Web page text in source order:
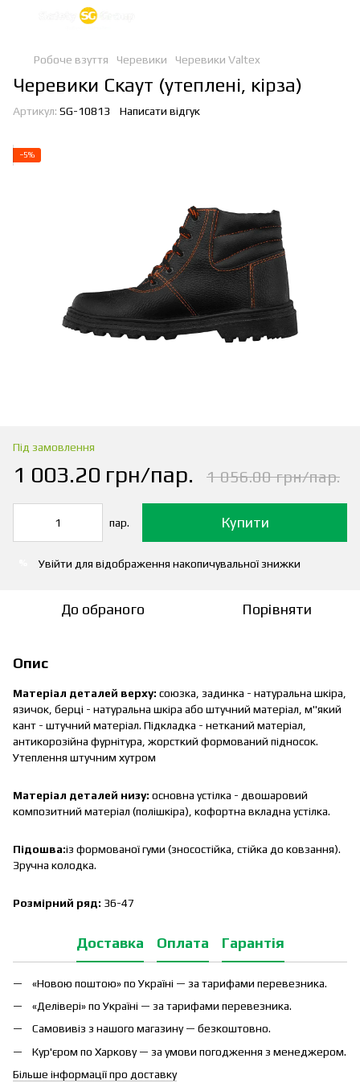
Робоче взуття Черевики Черевики Valtex
Черевики Скаут (утеплені, кірза)
Артикул: SG-10813 Написати відгук
−5%
Під замовлення
1 003.20 грн/пар. 1 056.00 грн/пар.
пар. Купити
Увійти для відображення накопичувальної знижки
До обраного Порівняти
Опис
Матеріал деталей верху: союзка, задинка - натуральна шкіра,
язичок, берці - натуральна шкіра або штучний матеріал, м"який
кант - штучний матеріал. Підкладка - нетканий матеріал,
антикорозійна фурнітура, жорсткий формований підносок.
Утеплення штучним хутром
Матеріал деталей низу: основна устілка - двошаровий
композитний матеріал (полішкіра), кофортна вкладна устілка.
Підошва:із формованої гуми (зносостійка, стійка до ковзання).
Зручна колодка.
Розмірний ряд: 36-47
Доставка Оплата Гарантія
«Новою поштою» по Україні — за тарифами перевезника.
«Делівері» по Україні — за тарифами перевезника.
Самовивіз з нашого магазину — безкоштовно.
Кур'єром по Харкову — за умови погодження з менеджером.
Більше інформації про доставку